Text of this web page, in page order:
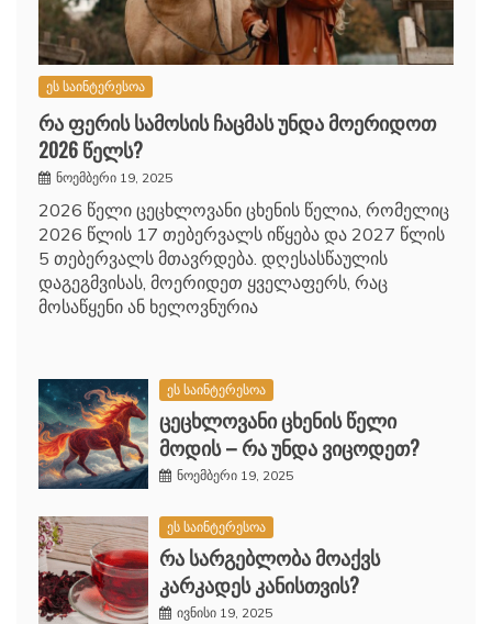
ეს საინტერესოა
რა ფერის სამოსის ჩაცმას უნდა მოერიდოთ
2026 წელს?
ნოემბერი 19, 2025
2026 წელი ცეცხლოვანი ცხენის წელია, რომელიც
2026 წლის 17 თებერვალს იწყება და 2027 წლის
5 თებერვალს მთავრდება. დღესასწაულის
დაგეგმვისას, მოერიდეთ ყველაფერს, რაც
მოსაწყენი ან ხელოვნურია
ეს საინტერესოა
ცეცხლოვანი ცხენის წელი
მოდის – რა უნდა ვიცოდეთ?
ნოემბერი 19, 2025
ეს საინტერესოა
რა სარგებლობა მოაქვს
კარკადეს კანისთვის?
ივნისი 19, 2025